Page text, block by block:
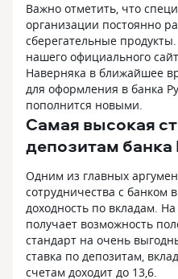
Важно отметить, что
организации постоянно
сберегательные
нашего официального
Наверняка в ближайшее
для оформления в банка
пополнится новыми.
Самая высокая
депозитам банка
Одним из главных
сотрудничества с банком
доходность по вкладам.
получает возможность
стандарт на очень
ставка по депозитам,
счетам доходит до 13,6.